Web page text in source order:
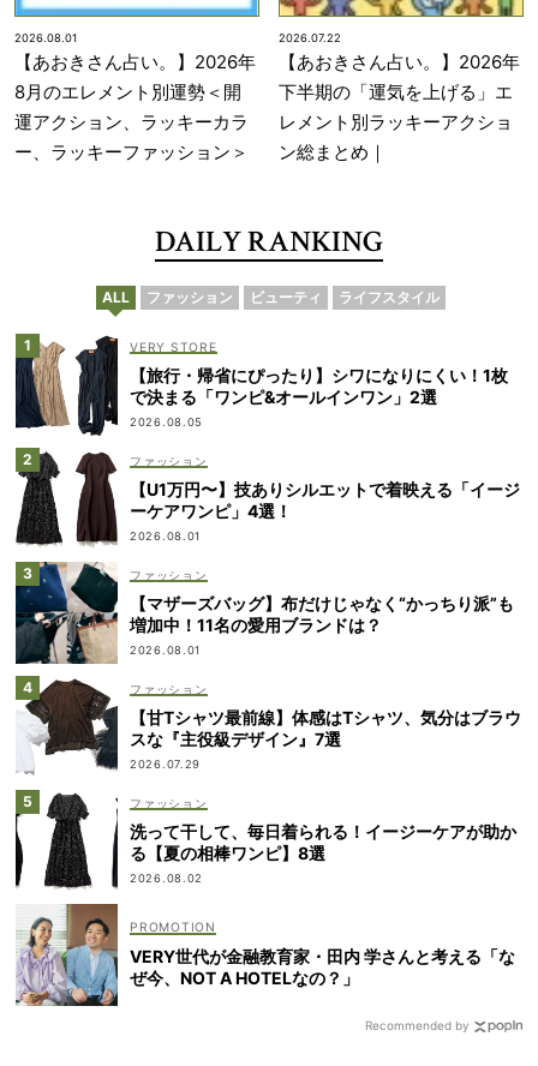
2026.08.01
【あおきさん占い。】2026年
8月のエレメント別運勢＜開
運アクション、ラッキーカラ
ー、ラッキーファッション＞
2026.07.22
【あおきさん占い。】2026年
下半期の「運気を上げる」エ
レメント別ラッキーアクショ
ン総まとめ｜
DAILY RANKING
ALL ファッション ビューティ ライフスタイル
VERY STORE
【旅行・帰省にぴったり】シワになりにくい！1枚
で決まる「ワンピ&オールインワン」2選
2026.08.05
ファッション
【U1万円〜】技ありシルエットで着映える「イージ
ーケアワンピ」4選！
2026.08.01
ファッション
【マザーズバッグ】布だけじゃなく“かっちり派”も
増加中！11名の愛用ブランドは？
2026.08.01
ファッション
【甘Tシャツ最前線】体感はTシャツ、気分はブラウ
スな『主役級デザイン』7選
2026.07.29
ファッション
洗って干して、毎日着られる！イージーケアが助か
る【夏の相棒ワンピ】8選
2026.08.02
VERY世代が金融教育家・田内 学さんと考える「な
ぜ今、NOT A HOTELなの？」
Recommended by